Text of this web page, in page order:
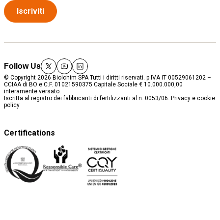
Iscriviti
Follow Us
twitteryoutube
linkedin
© Copyright 2026 Biolchim SPA Tutti i diritti riservati. p.IVA IT 00529061202 –
CCIAA di BO e C.F. 01021590375 Capitale Sociale € 10.000.000,00
interamente versato.
Iscritta al registro dei fabbricanti di fertilizzanti al n. 0053/06. Privacy e cookie
policy
Certifications